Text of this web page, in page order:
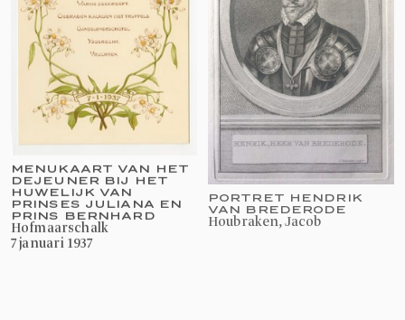
MENUKAART VAN HET
DEJEUNER BIJ HET
HUWELIJK VAN
PRINSES JULIANA EN
PRINS BERNHARD
Hofmaarschalk
7 januari 1937
PORTRET HENDRIK
VAN BREDERODE
Houbraken, Jacob